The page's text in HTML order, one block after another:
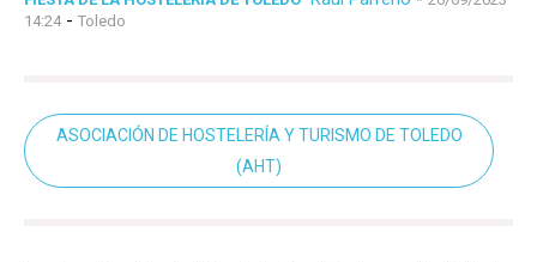
14:24- Toledo
ASOCIACIÓN DE HOSTELERÍA Y TURISMO DE TOLEDO
(AHT)